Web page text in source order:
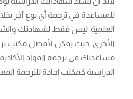
للمساعدة في ترجمة أي نوع آخر
العلمية. ليس فقط لشهادتك
الأخرى. حيث يمكن لأفضل مكتب
مساعدتك في ترجمة المواد
الدراسية كمكتب إجادة للترجمة